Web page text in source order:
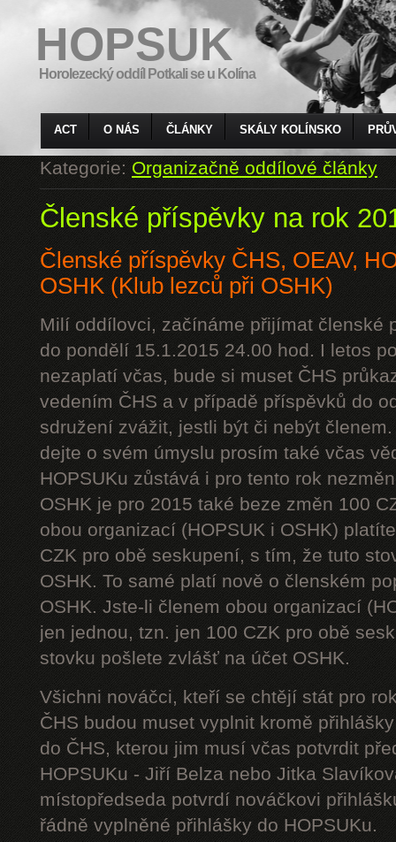
HOPSUK
Horolezecký oddíl Potkali se u Kolína
ACT O NÁS ČLÁNKY SKÁLY KOLÍNSKO
Kategorie:Organizačně oddílové články
Členské příspěvky na rok
Členské příspěvky ČHS, OEAV,
OSHK (Klub lezců při OSHK)
Milí oddílovci, začínáme přijímat členské
do pondělí 15.1.2015 24.00 hod. I letos
nezaplatí včas, bude si muset ČHS
vedením ČHS a v případě příspěvků do
sdružení zvážit, jestli být či nebýt
dejte o svém úmyslu prosím také včas
HOPSUKu zůstává i pro tento rok
OSHK je pro 2015 také beze změn 100
obou organizací (HOPSUK i OSHK)
CZK pro obě seskupení, s tím, že tuto
OSHK. To samé platí nově o členském
OSHK. Jste-li členem obou organizací
jen jednou, tzn. jen 100 CZK pro obě
stovku pošlete zvlášť na účet OSHK.
Všichni nováčci, kteří se chtějí stát pro
ČHS budou muset vyplnit kromě
do ČHS, kterou jim musí včas potvrdit
HOPSUKu - Jiří Belza nebo Jitka
místopředseda potvrdí nováčkovi
řádně vyplněné přihlášky do HOPSUKu.